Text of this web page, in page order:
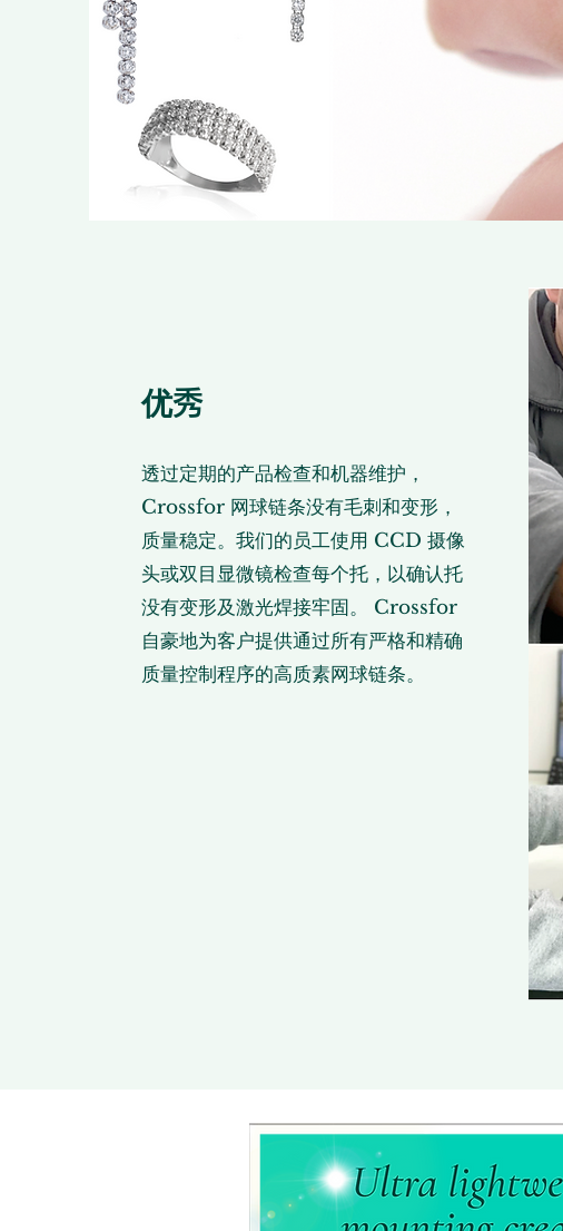
优秀
透过定期的产品检查和机器维护，
Crossfor 网球链条没有毛刺和变形，
质量稳定。我们的员工使用 CCD 摄像
头或双目显微镜检查每个托，以确认托
没有变形及激光焊接牢固。 Crossfor
自豪地为客户提供通过所有严格和精确
质量控制程序的高质素网球链条。